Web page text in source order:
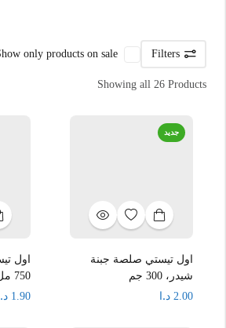
Filters
only products on sale
Showing all 26 Products
جديد
اول تيستي صلصة جبنة
شيدر، 300 جم
2.00 د.ا
اول
750 مل
1.90